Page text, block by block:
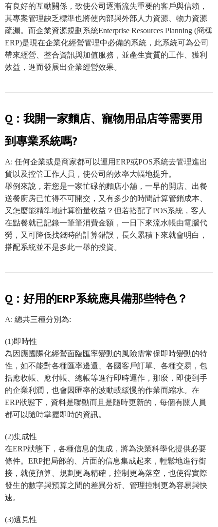
有良好的互動關係，致使公司逐漸流失重要的客戶與信賴，
其專案管理缺乏標準也將使內部與外部人力資源、物力資源
疏漏。而企業資源規劃系統Enterprise Resources Planning (簡稱
ERP)是現在企業化經營管理中必備的系統，此系統可為公司
帶來經營、整合資訊與加值服務，並產生實質的工作、獲利
效益，進而發展出企業經營效果。
Q：我開一家麵店、寵物用品店等需要用
到專業系統嗎?
A: 任何企業或是商家都可以運用ERP或POS系統去管理進出
貨以及控管工作人員，使公司的效率大幅地提升。
舉例來說，若您是一家忙碌的麵店小舖，一早的開店、出餐
送餐廚房已忙得不可開交，又有多少的時間計算管銷成本、
又怎麼能精準地計算衡量收益？但若搭配了POS系統，客人
在點餐就已記錄一筆筆消費金額，一日下來流水帳由電腦代
勞，又可降低找錢時的計算錯誤，長久累積下來就會明白，
搭配系統並不是多此一舉的投資。
Q：好用的ERP系統應具備那些特色？
A: 總共三種分別為:
(1)即時性
為因應國際化經營面臨匯率變動的風險需常保即時變動的特
性，如不能對各種匯率邊還、各國客戶訂單、各種交易，包
括應收帳、應付帳、總帳等進行即時運作，那麼，即使到手
的企業利潤，也會因匯率的波動或緩慢的作業而縮水。在
ERP狀態下，資料是聯動而且是隨時更新的，每個有關人員
都可以隨時掌握即時的資訊。
(2)集成性
在ERP狀態下，各種信息的集成，將為決策科學化提供必要
條件。ERP把局部的、片面的信息集成起來，輕鬆地進行銜
接，就使預算、規劃更為精確，控制更為落空，也使得實際
發生的數字與預算之間的差異分析、管理控制更為容易與快
速。
(3)遠見性